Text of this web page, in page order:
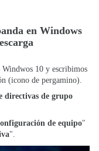
en Windows
Windwos 10 y escribimos
(icono de pergamino).
directivas de grupo
de equipo"
".